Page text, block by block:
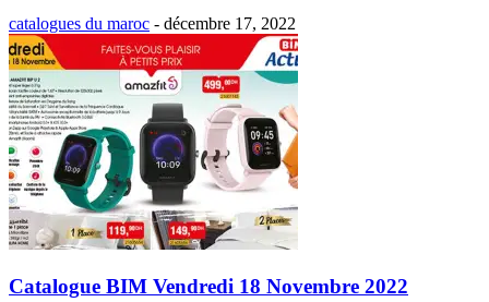
catalogues du maroc - décembre 17, 2022
Catalogue BIM Vendredi 18 Novembre 2022